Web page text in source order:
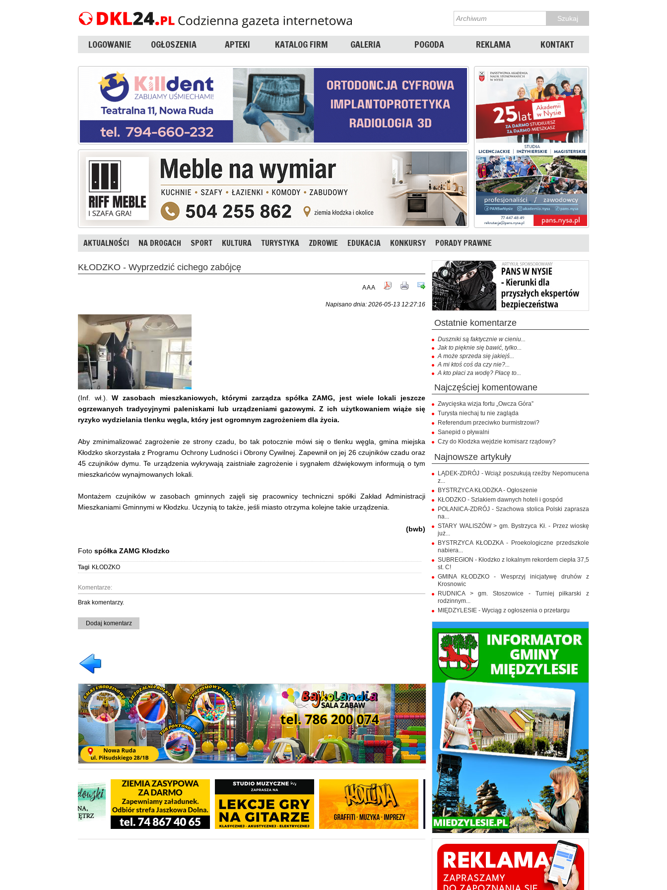
LOGOWANIE OGŁOSZENIA APTEKI KATALOG FIRM GALERIA POGODA REKLAMA KONTAKT
AKTUALNOŚCI NA DROGACH SPORT KULTURA TURYSTYKA ZDROWIE EDUKACJA KONKURSY PORADY PRAWNE
KŁODZKO - Wyprzedzić cichego zabójcę
AAA
Napisano dnia: 2026-05-13 12:27:16
(Inf. wł.).W zasobach mieszkaniowych, którymi zarządza spółka ZAMG, jest wiele lokali jeszcze
ogrzewanych tradycyjnymi paleniskami lub urządzeniami gazowymi. Z ich użytkowaniem wiąże się
ryzyko wydzielania tlenku węgla, który jest ogromnym zagrożeniem dla życia.
Aby zminimalizować zagrożenie ze strony czadu, bo tak potocznie mówi się o tlenku węgla, gmina miejska
Kłodzko skorzystała z Programu Ochrony Ludności i Obrony Cywilnej. Zapewnił on jej 26 czujników czadu oraz
45 czujników dymu. Te urządzenia wykrywają zaistniałe zagrożenie i sygnałem dźwiękowym informują o tym
mieszkańców wynajmowanych lokali.
Montażem czujników w zasobach gminnych zajęli się pracownicy techniczni spółki Zakład Administracji
Mieszkaniami Gminnymi w Kłodzku. Uczynią to także, jeśli miasto otrzyma kolejne takie urządzenia.
(bwb)
Foto spółka ZAMG Kłodzko
Tagi KŁODZKO
Komentarze:
Brak komentarzy.
Dodaj komentarz
ostatnie komentarze
Duszniki są faktycznie w cieniu...
Jak to pięknie się bawić, tylko...
A może sprzeda się jakiejś...
A mi ktoś coś da czy nie?...
A kto płaci za wodę? Płacę to...
najczęściej komentowane
Zwycięska wizja fortu „Owcza Góra”
Turysta niechaj tu nie zagląda
Referendum przeciwko burmistrzowi?
Sanepid o pływalni
Czy do Kłodzka wejdzie komisarz rządowy?
najnowsze artykuły
LĄDEK-ZDRÓJ - Wciąż poszukują rzeźby Nepomucena
z...
BYSTRZYCA KŁODZKA - Ogłoszenie
KŁODZKO - Szlakiem dawnych hoteli i gospód
POLANICA-ZDRÓJ - Szachowa stolica Polski zaprasza
na...
STARY WALISZÓW > gm. Bystrzyca Kł. - Przez wioskę
już...
BYSTRZYCA KŁODZKA - Proekologiczne przedszkole
nabiera...
SUBREGION - Kłodzko z lokalnym rekordem ciepła 37,5
st. C!
GMINA KŁODZKO - Wesprzyj inicjatywę druhów z
Krosnowic
RUDNICA > gm. Stoszowice - Turniej piłkarski z
rodzinnym...
MIĘDZYLESIE - Wyciąg z ogłoszenia o przetargu